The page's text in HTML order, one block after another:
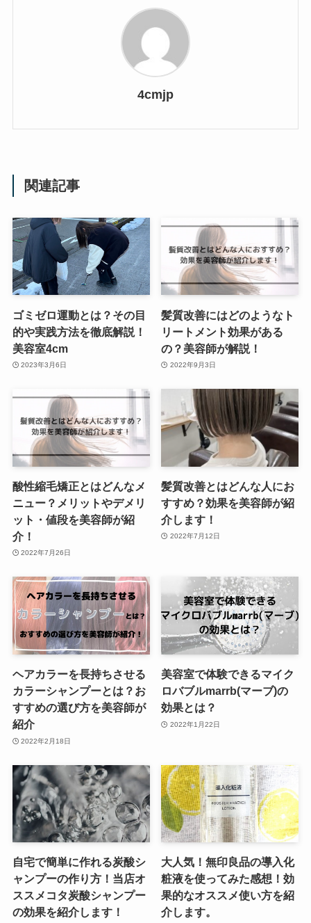
4cmjp
関連記事
ゴミゼロ運動とは？その目
的や実践方法を徹底解説！
美容室4cm
2023年3月6日
髪質改善にはどのようなト
リートメント効果がある
の？美容師が解説！
2022年9月3日
酸性縮毛矯正とはどんなメ
ニュー？メリットやデメリ
ット・値段を美容師が紹
介！
2022年7月26日
髪質改善とはどんな人にお
すすめ？効果を美容師が紹
介します！
2022年7月12日
ヘアカラーを長持ちさせる
カラーシャンプーとは？お
すすめの選び方を美容師が
紹介
2022年2月18日
美容室で体験できるマイク
ロバブルmarrb(マーブ)の
効果とは？
2022年1月22日
自宅で簡単に作れる炭酸シ
ャンプーの作り方！当店オ
ススメコタ炭酸シャンプー
の効果を紹介します！
大人気！無印良品の導入化
粧液を使ってみた感想！効
果的なオススメ使い方を紹
介します。